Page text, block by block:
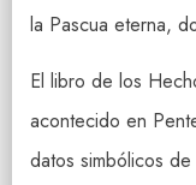
la Pascua eterna,
El libro de los
acontecido en
datos simbólicos